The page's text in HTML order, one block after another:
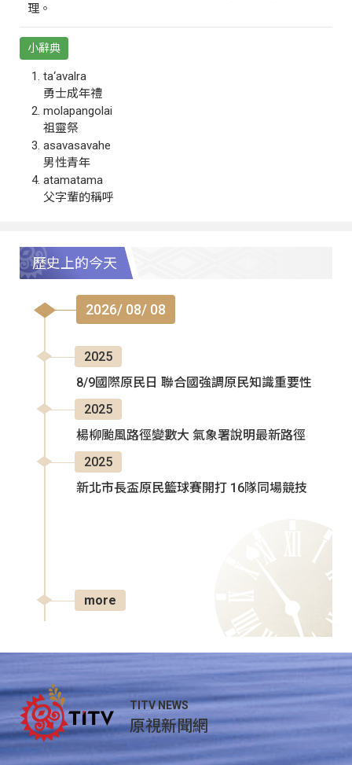
理。
小辭典
ta‘avalra
勇士成年禮
molapangolai
祖靈祭
asavasavahe
男性青年
atamatama
父字輩的稱呼
歷史上的今天
2026/ 08/ 08
2025
8/9國際原民日 聯合國強調原民知識重要性
2025
楊柳颱風路徑變數大 氣象署說明最新路徑
2025
新北市長盃原民籃球賽開打 16隊同場競技
more
TITV NEWS
原視新聞網